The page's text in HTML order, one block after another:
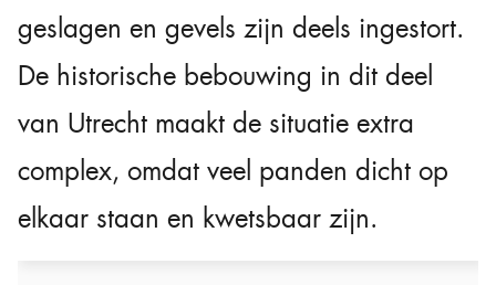
geslagen en gevels zijn deels ingestort.
De historische bebouwing in dit deel
van Utrecht maakt de situatie extra
complex, omdat veel panden dicht op
elkaar staan en kwetsbaar zijn.